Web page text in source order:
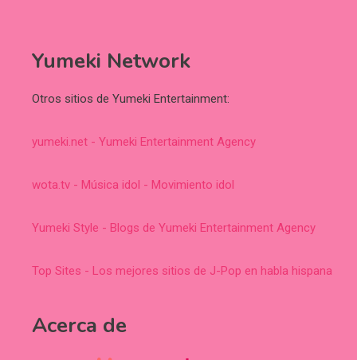
Yumeki Network
Otros sitios de Yumeki Entertainment:
yumeki.net - Yumeki Entertainment Agency
wota.tv - Música idol - Movimiento idol
Yumeki Style - Blogs de Yumeki Entertainment Agency
Top Sites - Los mejores sitios de J-Pop en habla hispana
Acerca de